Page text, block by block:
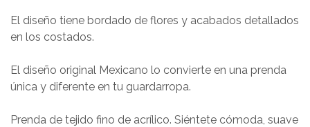
El diseño tiene bordado de flores y acabados detallados
en los costados.
El diseño original Mexicano lo convierte en una prenda
única y diferente en tu guardarropa.
Prenda de tejido fino de acrílico. Siéntete cómoda, suave